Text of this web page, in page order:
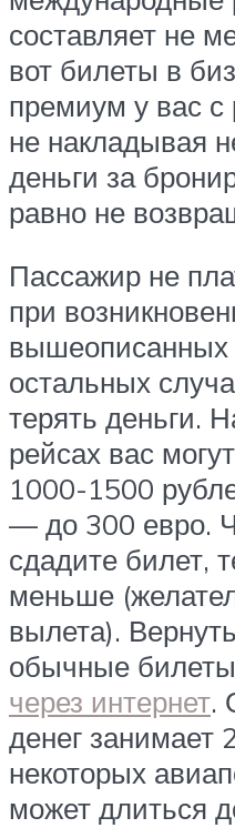
составляет не
вот билеты в
премиум у вас с
не накладывая
деньги за
равно не
Пассажир не
при
вышеописанных
остальных
терять деньги.
рейсах вас
1000-1500
— до 300 евро.
сдадите билет,
меньше
вылета).
обычные
через интернет.
денег занимает
некоторых
может длиться